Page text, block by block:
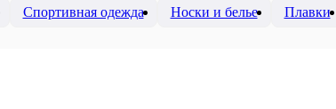
Спортивная одежда Носки и белье Плавки